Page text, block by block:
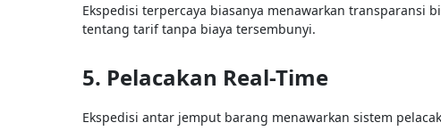
Ekspedisi terpercaya biasanya menawarkan transparansi
tentang tarif tanpa biaya tersembunyi.
5. Pelacakan Real-Time
Ekspedisi antar jemput barang menawarkan sistem